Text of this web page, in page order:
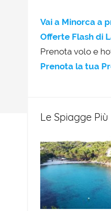
Vai a Minorca a
Offerte Flash di
Prenota volo e
Prenota la tua
Le Spiagge